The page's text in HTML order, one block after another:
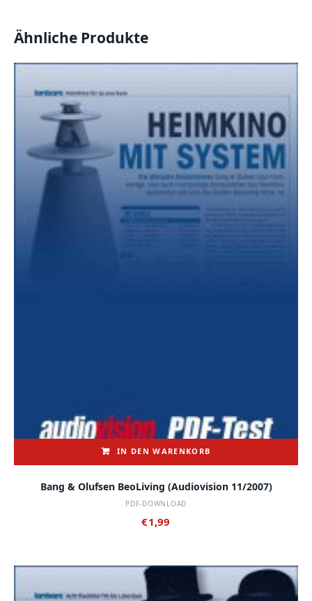
Ähnliche Produkte
IN DEN WARENKORB
Bang & Olufsen BeoLiving (audiovision 11/2007)
PDF-DOWNLOAD
€1,99